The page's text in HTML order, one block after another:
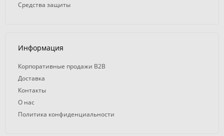
Средства защиты
Информация
Корпоративные продажи B2B
Доставка
Контакты
О нас
Политика конфиденциальности